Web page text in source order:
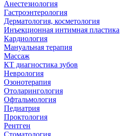
Анестезиология
Гастроэнтерология
Дерматология, косметология
Инъекционная интимная пластика
Кардиология
Мануальная терапия
Массаж
КТ диагностика зубов
Неврология
Озонотерапия
Отоларингология
Офтальмология
Педиатрия
Проктология
Рентген
Стоматология